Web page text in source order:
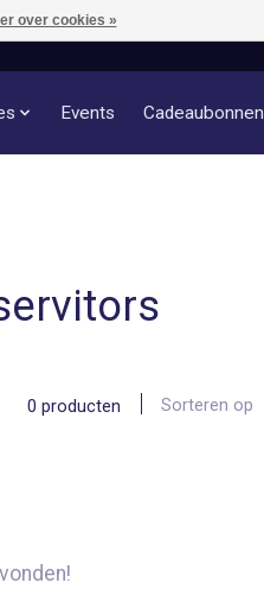
Events Cadeaubonnen
0 producten Sorteren op
over cookies »